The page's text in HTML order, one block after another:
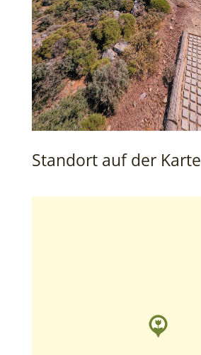
Standort auf der Karte